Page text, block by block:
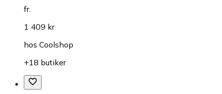
fr.
1 409 kr
hos Coolshop
+18 butiker